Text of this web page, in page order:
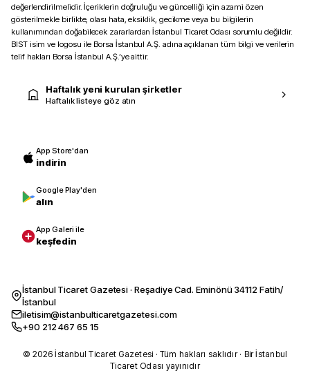
değerlendirilmelidir. İçeriklerin doğruluğu ve güncelliği için azami özen
gösterilmekle birlikte, olası hata, eksiklik, gecikme veya bu bilgilerin
kullanımından doğabilecek zararlardan İstanbul Ticaret Odası sorumlu değildir.
BIST isim ve logosu ile Borsa İstanbul A.Ş. adına açıklanan tüm bilgi ve verilerin
telif hakları Borsa İstanbul A.Ş.’ye aittir.
Haftalık yeni kurulan şirketler
Haftalık listeye göz atın
App Store'dan
indirin
Google Play'den
alın
App Galeri ile
keşfedin
İstanbul Ticaret Gazetesi · Reşadiye Cad. Eminönü 34112 Fatih/
İstanbul
iletisim@istanbulticaretgazetesi.com
+90 212 467 65 15
© 2026 İstanbul Ticaret Gazetesi · Tüm hakları saklıdır · Bir İstanbul
Ticaret Odası yayınıdır